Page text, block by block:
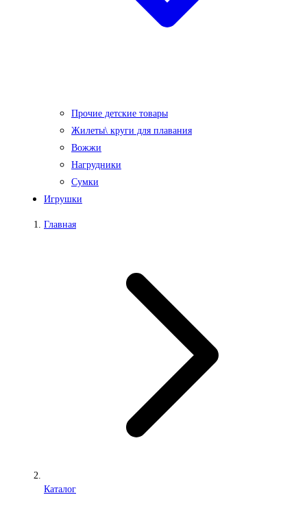
Прочие детские товары
Жилеты\ круги для плавания
Вожжи
Нагрудники
Сумки
Игрушки
Главная
Каталог